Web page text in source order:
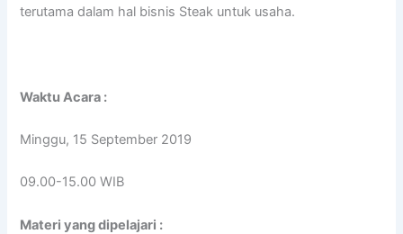
terutama dalam hal bisnis Steak untuk usaha.
Waktu Acara :
Minggu, 15 September 2019
09.00-15.00 WIB
Materi yang dipelajari :